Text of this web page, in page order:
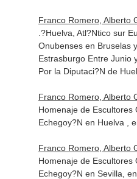
Franco Romero, Alberto
.?Huelva, Atl?Ntico sur
Onubenses en Bruselas
Estrasburgo Entre Junio
Por la Diputaci?N de
Franco Romero, Alberto
Homenaje de Escultores
Echegoy?N en Huelva ,
Franco Romero, Alberto
Homenaje de Escultores
Echegoy?N en Sevilla,